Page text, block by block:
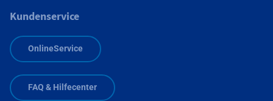
Kundenservice
OnlineService
FAQ & Hilfecenter